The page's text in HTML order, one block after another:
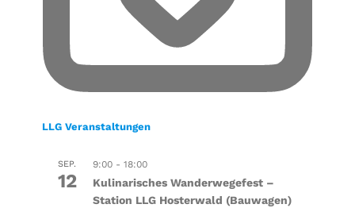
LLG Veranstaltungen
SEP.
12
9:00- 18:00
Kulinarisches Wanderwegefest –
Station LLG Hosterwald (Bauwagen)